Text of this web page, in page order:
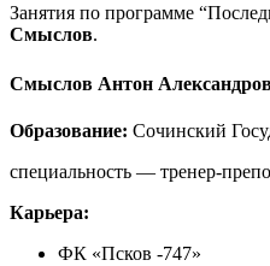
Занятия по программе
Смыслов.
Смыслов Антон
Образование: Сочинский
специальность — тренер-
Карьера:
ФК «Псков -747»